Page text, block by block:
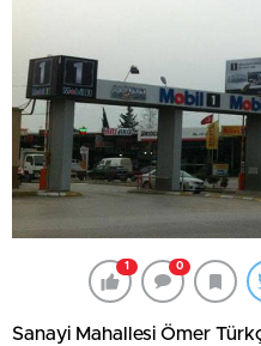
1 0
Sanayi Mahallesi Ömer